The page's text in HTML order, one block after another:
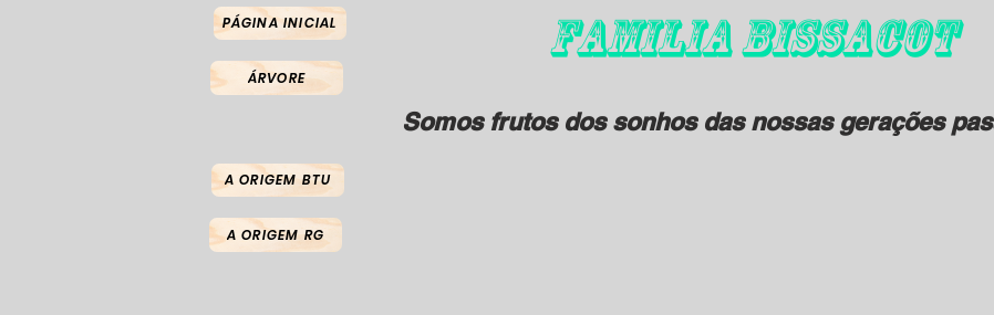
PÁGINA INICIAL
ÁRVORE
FAMILIA BISSACOT
Somos frutos dos sonhos das nossas gerações
A ORIGEM BTU
A ORIGEM RG